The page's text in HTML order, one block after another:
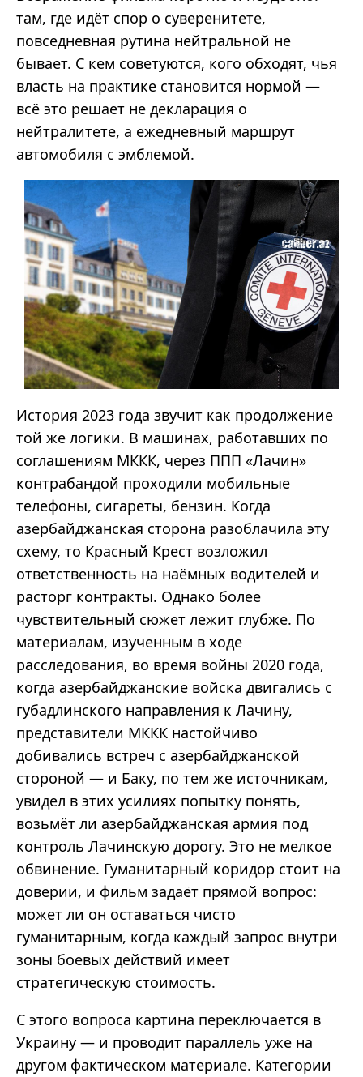
там, где идёт спор о суверенитете,
повседневная рутина нейтральной не
бывает. С кем советуются, кого обходят, чья
власть на практике становится нормой —
всё это решает не декларация о
нейтралитете, а ежедневный маршрут
автомобиля с эмблемой.
История 2023 года звучит как продолжение
той же логики. В машинах, работавших по
соглашениям МККК, через ППП «Лачин»
контрабандой проходили мобильные
телефоны, сигареты, бензин. Когда
азербайджанская сторона разоблачила эту
схему, то Красный Крест возложил
ответственность на наёмных водителей и
расторг контракты. Однако более
чувствительный сюжет лежит глубже. По
материалам, изученным в ходе
расследования, во время войны 2020 года,
когда азербайджанские войска двигались с
губадлинского направления к Лачину,
представители МККК настойчиво
добивались встреч с азербайджанской
стороной — и Баку, по тем же источникам,
увидел в этих усилиях попытку понять,
возьмёт ли азербайджанская армия под
контроль Лачинскую дорогу. Это не мелкое
обвинение. Гуманитарный коридор стоит на
доверии, и фильм задаёт прямой вопрос:
может ли он оставаться чисто
гуманитарным, когда каждый запрос внутри
зоны боевых действий имеет
стратегическую стоимость.
С этого вопроса картина переключается в
Украину — и проводит параллель уже на
другом фактическом материале. Категории